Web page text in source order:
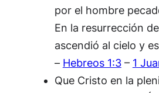
por el hombre
En la resurrección
ascendió al cielo y
– Hebreos 1:3– 1
Que Cristo en la